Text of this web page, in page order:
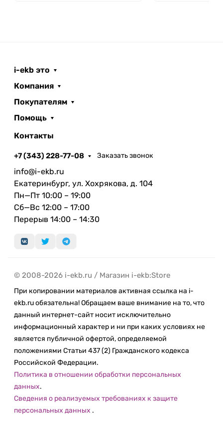
позволяют сделать ваши фото более вырази­тель­
ными. Но, в отличие от фильтров, стили
области фотографии, не изменяя тон кожи
людей. Выберите шаблон Красочный для ярких и
Прохладный подчеркнут золотистые или синие
полутона. Стиль Насыщенный контрастный
Достаточно один раз выбрать стиль — например,
Красочный, как на этих фотографиях, — и он
будет применяться ко всем вашим снимкам
автоматически.
Фотографические стили
Стандарт Dolby Vision HDR
Портретный режим
Ночной режим
Smart HDR 4
Deep Fusion
и многое другое — для нового уровня селфи.
Процессор A15 Bionic и камера TrueDepth также
обеспечивают работу Face ID, невероятно
надёжной технологии аутентификации.
i-ekb это
Компания
Покупателям
Помощь
Контакты
+7 (343) 228-77-08 Заказать звонок
info@i-ekb.ru
Екатеринбург, ул. Хохрякова, д. 104
Пн—Пт 10:00 – 19:00
Сб—Вс 12:00 – 17:00
Перерыв 14:00 – 14:30
© 2008-2026 i-ekb.ru / Магазин i-ekb:Store
При копировании материалов активная ссылка на i-
ekb.ru обязательна! Обращаем ваше внимание на то, что
данный интернет-сайт носит исключительно
информационный характер и ни при каких условиях не
является публичной офертой, определяемой
положениями Статьи 437 (2) Гражданского кодекса
Российской Федерации.
Политика в отношении обработки персональных
данных.
Сведения о реализуемых требованиях к защите
персональных данных .